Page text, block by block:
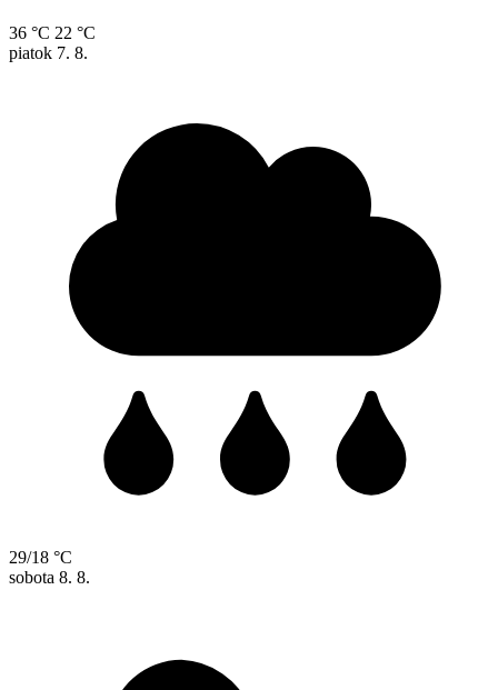
36 °C 22 °C
piatok 7. 8.
29/18 °C
sobota 8. 8.